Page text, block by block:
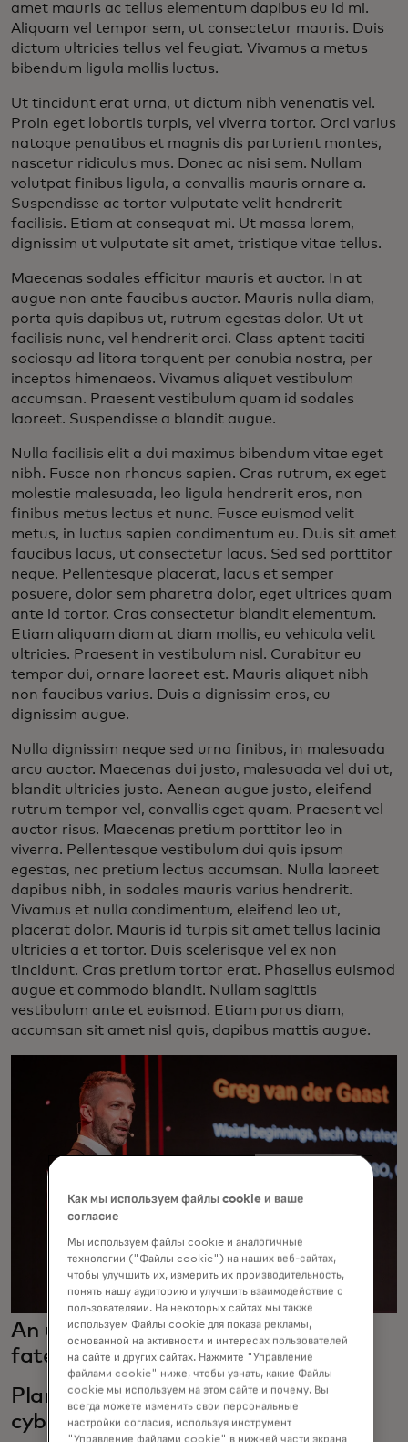
amet mauris ac tellus elementum dapibus eu id mi.
Aliquam vel tempor sem, ut consectetur mauris. Duis
dictum ultricies tellus vel feugiat. Vivamus a metus
bibendum ligula mollis luctus.
Ut tincidunt erat urna, ut dictum nibh venenatis vel.
Proin eget lobortis turpis, vel viverra tortor. Orci varius
natoque penatibus et magnis dis parturient montes,
nascetur ridiculus mus. Donec ac nisi sem. Nullam
volutpat finibus ligula, a convallis mauris ornare a.
Suspendisse ac tortor vulputate velit hendrerit
facilisis. Etiam at consequat mi. Ut massa lorem,
dignissim ut vulputate sit amet, tristique vitae tellus.
Maecenas sodales efficitur mauris et auctor. In at
augue non ante faucibus auctor. Mauris nulla diam,
porta quis dapibus ut, rutrum egestas dolor. Ut ut
facilisis nunc, vel hendrerit orci. Class aptent taciti
sociosqu ad litora torquent per conubia nostra, per
inceptos himenaeos. Vivamus aliquet vestibulum
accumsan. Praesent vestibulum quam id sodales
laoreet. Suspendisse a blandit augue.
Nulla facilisis elit a dui maximus bibendum vitae eget
nibh. Fusce non rhoncus sapien. Cras rutrum, ex eget
molestie malesuada, leo ligula hendrerit eros, non
finibus metus lectus et nunc. Fusce euismod velit
metus, in luctus sapien condimentum eu. Duis sit amet
faucibus lacus, ut consectetur lacus. Sed sed porttitor
neque. Pellentesque placerat, lacus et semper
posuere, dolor sem pharetra dolor, eget ultrices quam
ante id tortor. Cras consectetur blandit elementum.
Etiam aliquam diam at diam mollis, eu vehicula velit
ultricies. Praesent in vestibulum nisl. Curabitur eu
tempor dui, ornare laoreet est. Mauris aliquet nibh
non faucibus varius. Duis a dignissim eros, eu
dignissim augue.
Nulla dignissim neque sed urna finibus, in malesuada
arcu auctor. Maecenas dui justo, malesuada vel dui ut,
blandit ultricies justo. Aenean augue justo, eleifend
rutrum tempor vel, convallis eget quam. Praesent vel
auctor risus. Maecenas pretium porttitor leo in
viverra. Pellentesque vestibulum dui quis ipsum
egestas, nec pretium lectus accumsan. Nulla laoreet
dapibus nibh, in sodales mauris varius hendrerit.
Vivamus et nulla condimentum, eleifend leo ut,
placerat dolor. Mauris id turpis sit amet tellus lacinia
ultricies a et tortor. Duis scelerisque vel ex non
tincidunt. Cras pretium tortor erat. Phasellus euismod
augue et commodo blandit. Nullam sagittis
vestibulum ante et euismod. Etiam purus diam,
accumsan sit amet nisl quis, dapibus mattis augue.
An unexpected high-tech twist of
fate
Planning for the future of
cybersecurity
Как мы используем файлы cookie и ваше
согласие
Мы используем файлы cookie и аналогичные
технологии ("Файлы cookie") на наших веб-сайтах,
чтобы улучшить их, измерить их производительность,
понять нашу аудиторию и улучшить взаимодействие с
пользователями. На некоторых сайтах мы также
используем Файлы cookie для показа рекламы,
основанной на активности и интересах пользователей
на сайте и других сайтах. Нажмите "Управление
файлами cookie" ниже, чтобы узнать, какие Файлы
cookie мы используем на этом сайте и почему. Вы
всегда можете изменить свои персональные
настройки согласия, используя инструмент